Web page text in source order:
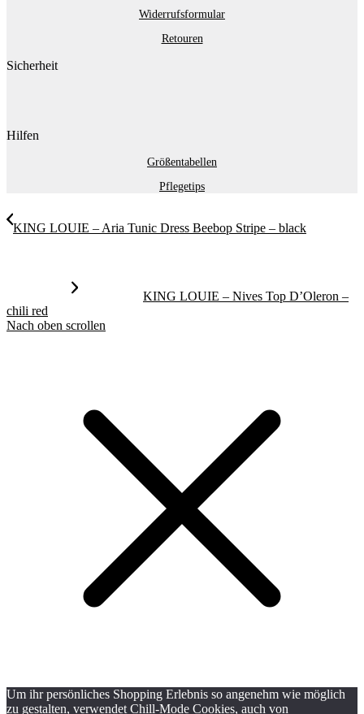
Widerrufsformular
Retouren
Sicherheit
Hilfen
Größentabellen
Pflegetips
KING LOUIE – Aria Tunic Dress Beebop Stripe – black
KING LOUIE – Nives Top D’Oleron –
chili red
Nach oben scrollen
Um ihr persönliches Shopping Erlebnis so angenehm wie möglich
zu gestalten, verwendet Chill-Mode Cookies, auch von